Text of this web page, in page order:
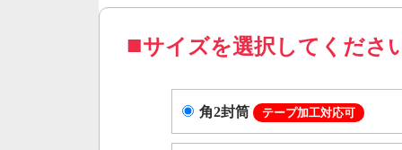
サイズを選択してくださ
角2封筒 テープ加工対応可